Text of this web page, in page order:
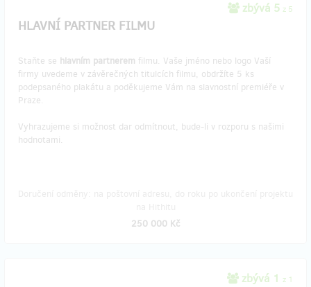
zbývá 5 z 5
HLAVNÍ PARTNER FILMU
Staňte se hlavním partnerem filmu. Vaše jméno nebo logo Vaší
firmy uvedeme v závěrečných titulcích filmu, obdržíte 5 ks
podepsaného plakátu a poděkujeme Vám na slavnostní premiéře v
Praze.
Vyhrazujeme si možnost dar odmítnout, bude-li v rozporu s našimi
hodnotami.
250 000 Kč
zbývá 1 z 1